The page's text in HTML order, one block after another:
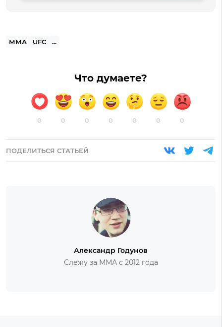
ММА UFC ...
Что думаете?
0 0 0 0 0 0 0
ПОДЕЛИТЬСЯ СТАТЬЕЙ
Александр Годунов
Слежу за ММА с 2012 года